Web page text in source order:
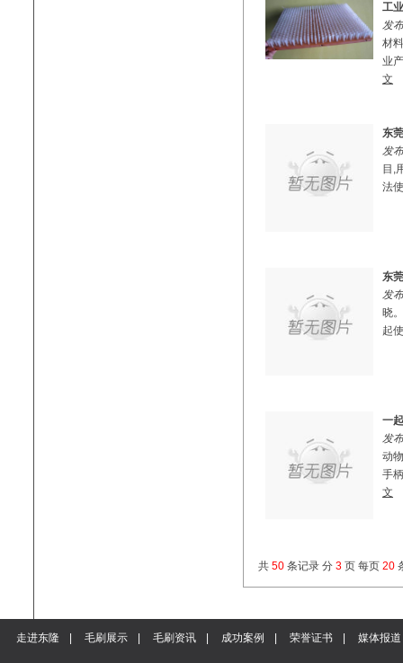
工
发
材
业
文
东
发
目,
法
东
发
晓
起
一
发
动
手
文
共 50 条记录 分 3 页 每页 20
走进东隆 毛刷展示 毛刷资讯 成功案例 荣誉证书 媒体报道